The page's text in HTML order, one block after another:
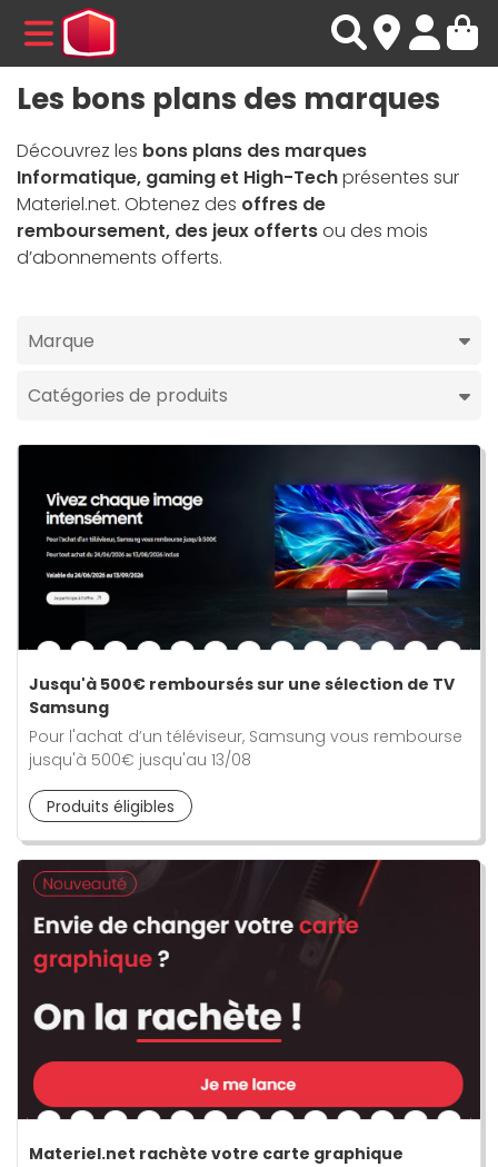
MENU
Les bons plans des marques
Découvrez les bons plans des marques
Informatique, gaming et High-Techprésentes sur
Materiel.net. Obtenez des offres de
remboursement, des jeux offertsou des mois
d’abonnements offerts.
Marque
Catégories de produits
Jusqu'à 500€ remboursés sur une sélection de TV
Samsung
Pour l'achat d’un téléviseur, Samsung vous rembourse
jusqu'à 500€ jusqu'au 13/08
Produits éligibles
Materiel.net rachète votre carte graphique